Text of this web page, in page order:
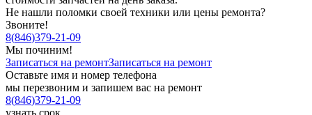
Не нашли поломки своей техники или цены ремонта?
Звоните!
8(846)379-21-09
Мы починим!
Записаться на ремонтЗаписаться на ремонт
Оставьте имя и номер телефона
мы перезвоним и запишем вас на ремонт
8(846)379-21-09